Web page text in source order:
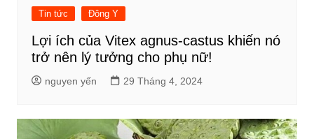
Tin tức Đông Y
Lợi ích của Vitex agnus-castus khiến nó
trở nên lý tưởng cho phụ nữ!
nguyen yến 29 Tháng 4, 2024